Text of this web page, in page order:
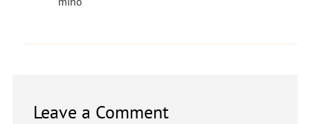
Leave a Comment